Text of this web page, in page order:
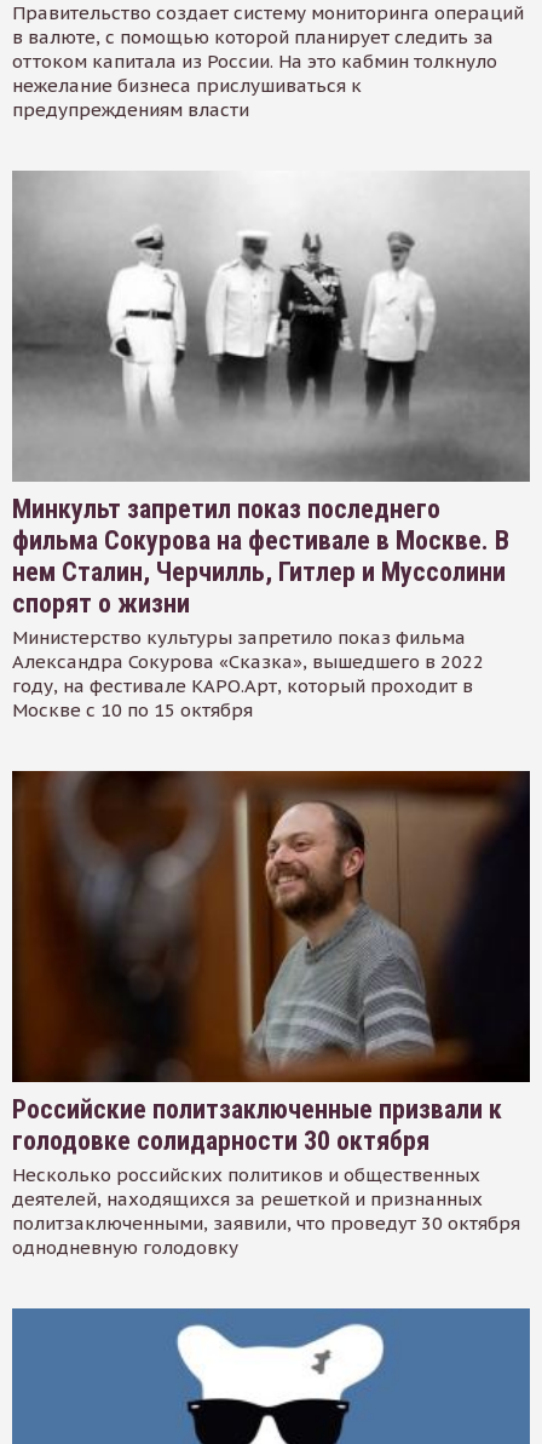
Правительство создает систему мониторинга операций
в валюте, с помощью которой планирует следить за
оттоком капитала из России. На это кабмин толкнуло
нежелание бизнеса прислушиваться к
предупреждениям власти
Минкульт запретил показ последнего
фильма Сокурова на фестивале в Москве. В
нем Сталин, Черчилль, Гитлер и Муссолини
спорят о жизни
Министерство культуры запретило показ фильма
Александра Сокурова «Сказка», вышедшего в 2022
году, на фестивале КАРО.Арт, который проходит в
Москве с 10 по 15 октября
Российские политзаключенные призвали к
голодовке солидарности 30 октября
Несколько российских политиков и общественных
деятелей, находящихся за решеткой и признанных
политзаключенными, заявили, что проведут 30 октября
однодневную голодовку